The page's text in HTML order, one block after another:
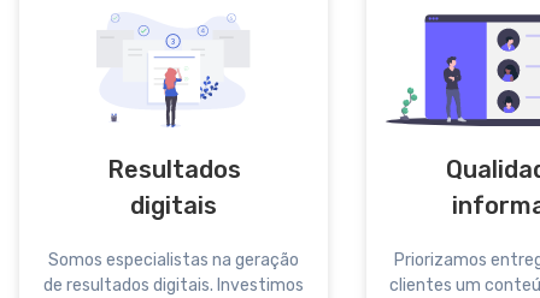
Resultados
digitais
Somos especialistas na geração
de resultados digitais. Investimos
Priorizamos
clientes um